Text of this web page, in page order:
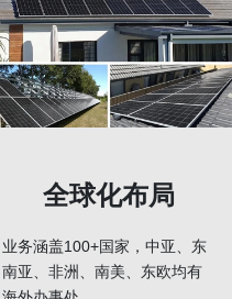
全球化布局
业务涵盖100+国家，中亚、东
南亚、非洲、南美、东欧均有